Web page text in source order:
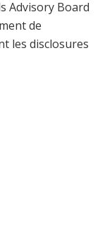
Advisory Board
de
les disclosures